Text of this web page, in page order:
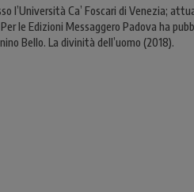
l’Università Ca’ Foscari di Venezia;
le Edizioni Messaggero Padova ha
Bello. La divinità dell’uomo (2018).